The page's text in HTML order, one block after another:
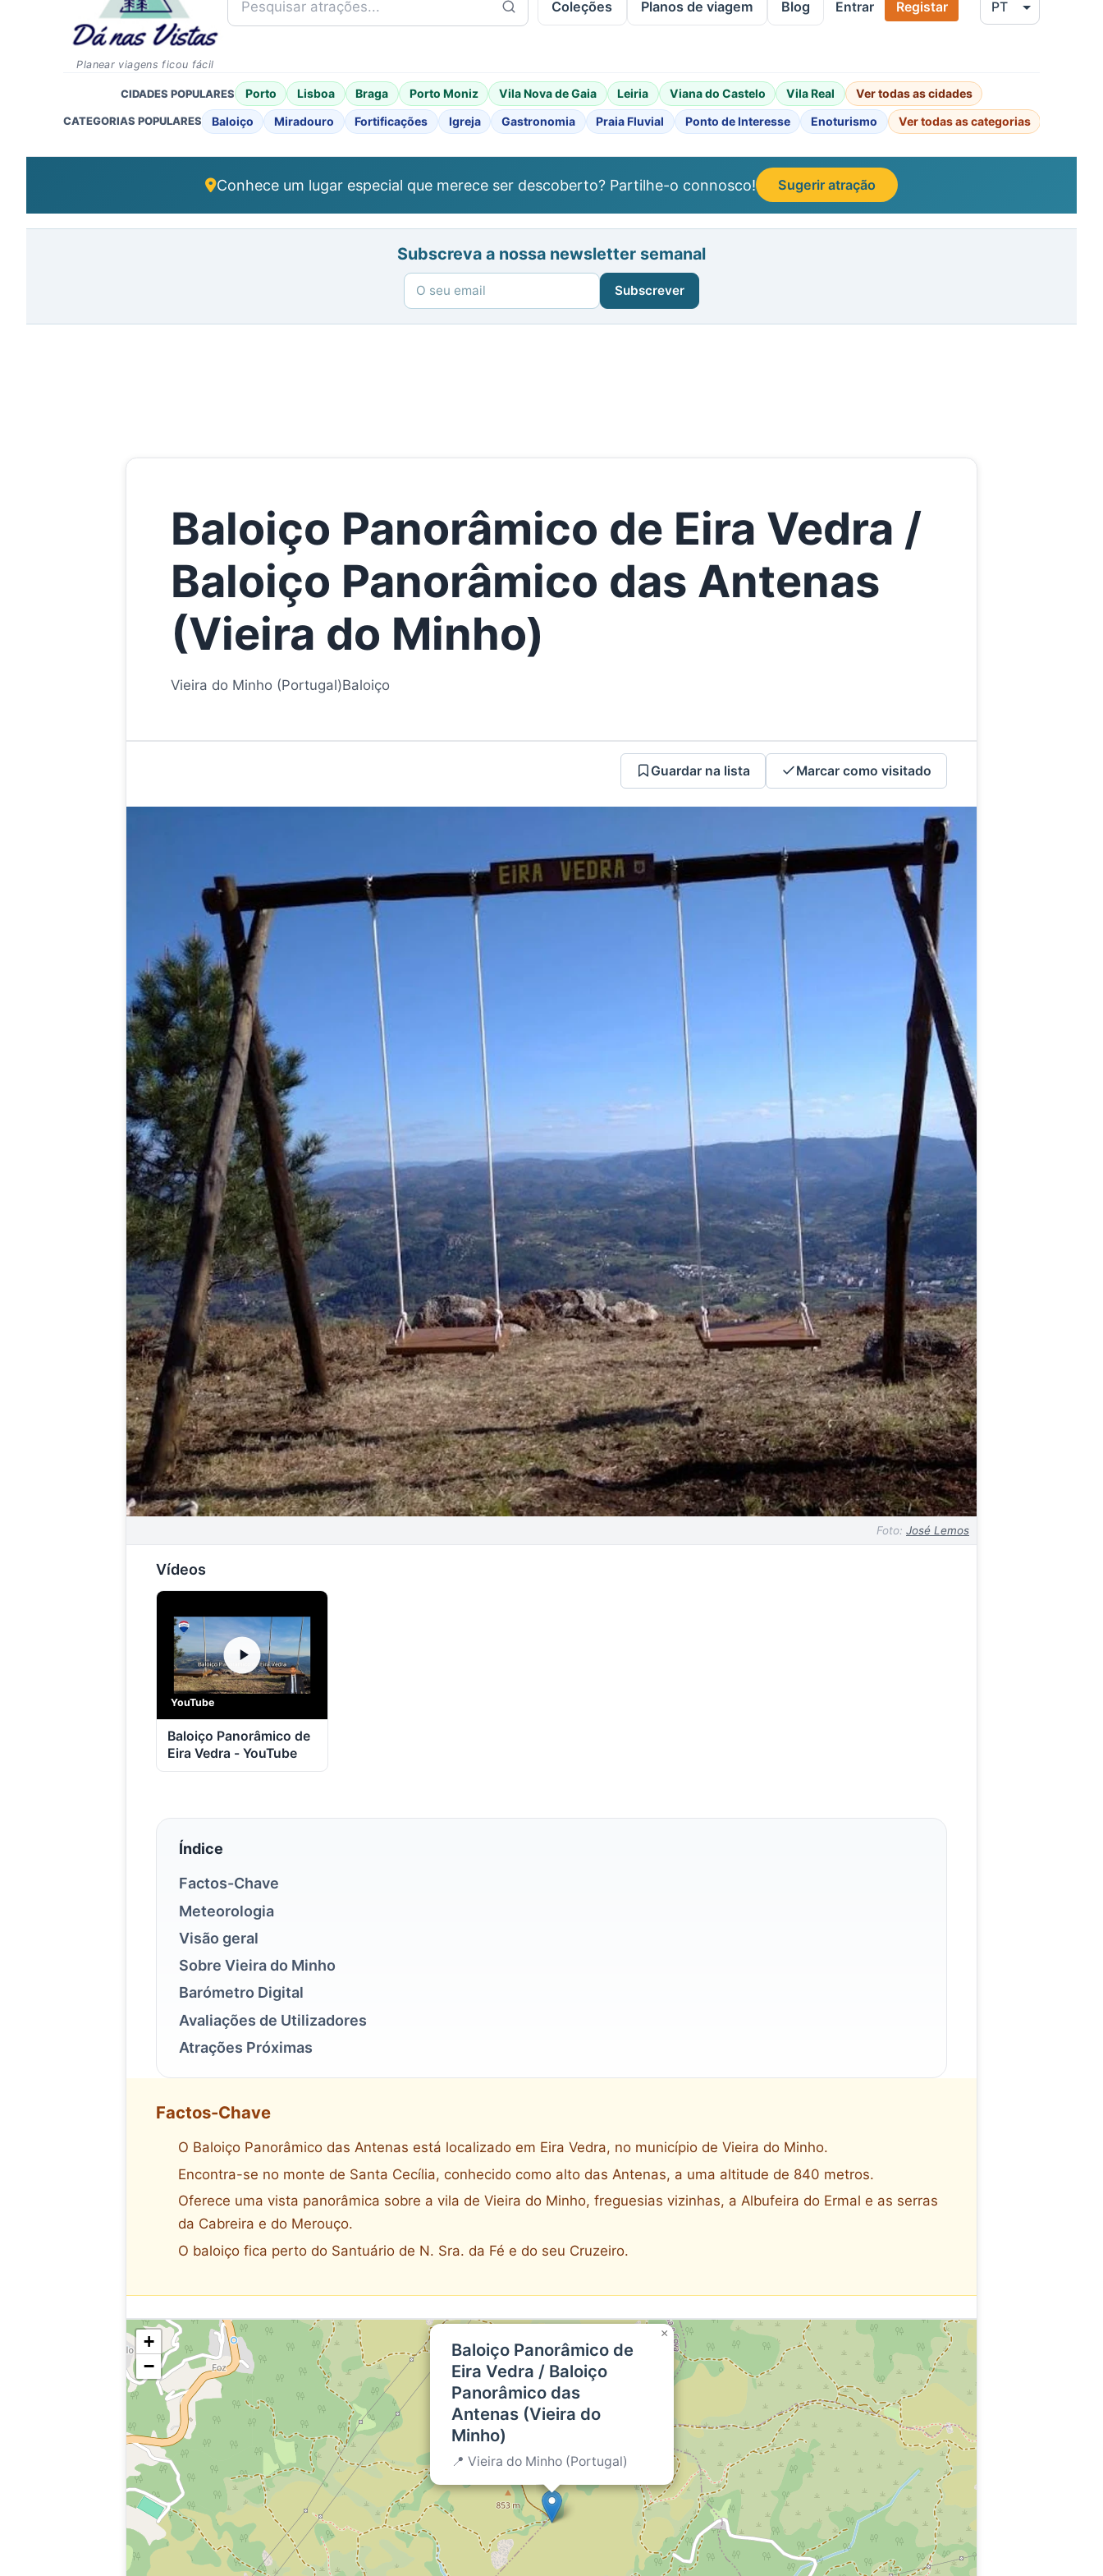
Planear viagens ficou fácil
Coleções Planos de viagem Blog Entrar Registar
CIDADES POPULARES Porto Lisboa Braga Porto Moniz Vila Nova de Gaia Leiria Viana do Castelo Vila Real Ver todas as cidades
CATEGORIAS POPULARES Baloiço Miradouro Fortificações Igreja Gastronomia Praia Fluvial Ponto de Interesse Enoturismo Ver todas as categorias
Conhece um lugar especial que merece ser descoberto? Partilhe-o connosco! Sugerir atração
Subscreva a nossa newsletter semanal
Subscrever
Baloiço Panorâmico de Eira Vedra /
Baloiço Panorâmico das Antenas
(Vieira do Minho)
Vieira do Minho (Portugal)Baloiço
Guardar na lista Marcar como visitado
Foto: José Lemos
Vídeos
YouTube
Baloiço Panorâmico de
Eira Vedra - YouTube
Índice
Factos-Chave
Meteorologia
Visão geral
Sobre Vieira do Minho
Barómetro Digital
Avaliações de Utilizadores
Atrações Próximas
Factos-Chave
O Baloiço Panorâmico das Antenas está localizado em Eira Vedra, no município de Vieira do Minho.
Encontra-se no monte de Santa Cecília, conhecido como alto das Antenas, a uma altitude de 840 metros.
Oferece uma vista panorâmica sobre a vila de Vieira do Minho, freguesias vizinhas, a Albufeira do Ermal e as serras
da Cabreira e do Merouço.
O baloiço fica perto do Santuário de N. Sra. da Fé e do seu Cruzeiro.
Baloiço Panorâmico de
Eira Vedra / Baloiço
Panorâmico das
Antenas (Vieira do
Minho)
📍 Vieira do Minho (Portugal)
×
+
−
×
Novos lugares para
descobrir, todas as
semanas
Recebe no teu email as atrações mais
recentes adicionadas ao Dá nas Vistas. Sem
spam, cancelas quando quiseres.
Subscrever